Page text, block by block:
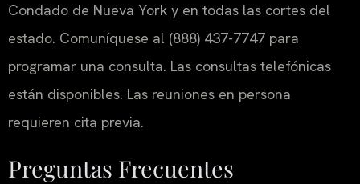
Condado de Nueva York y en todas las cortes del
estado. Comuníquese al (888) 437-7747 para
programar una consulta. Las consultas telefónicas
están disponibles. Las reuniones en persona
requieren cita previa.
Preguntas Frecuentes